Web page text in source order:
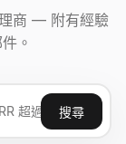
商 — 附有經驗
。
搜尋